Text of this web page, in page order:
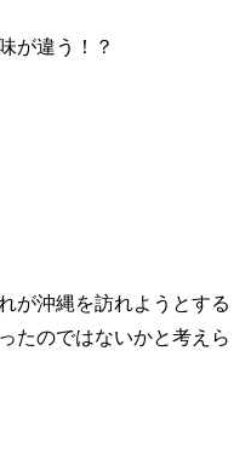
が違う！？
が沖縄を訪れようとする
たのではないかと考えら